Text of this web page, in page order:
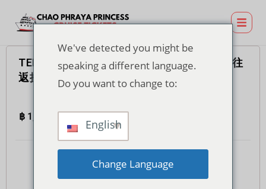
TERMINAL 21 Rama 3 码头晚餐游船票（含往
返接送）- 印度自助餐
฿ 1,200.00
We've detected you might be
speaking a different language.
Do you want to change to:
English
Change Language